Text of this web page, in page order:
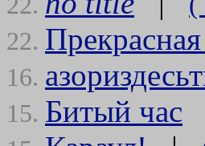
22. Прекрасная
16.
15. Битый час